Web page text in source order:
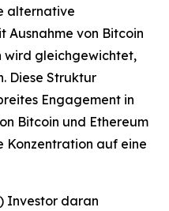
alternative
Ausnahme von Bitcoin
wird gleichgewichtet,
Diese Struktur
Engagement in
Bitcoin und Ethereum
Konzentration auf eine
Investor daran